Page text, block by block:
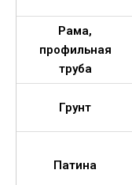
Рама,
профильная
труба
Грунт
Патина